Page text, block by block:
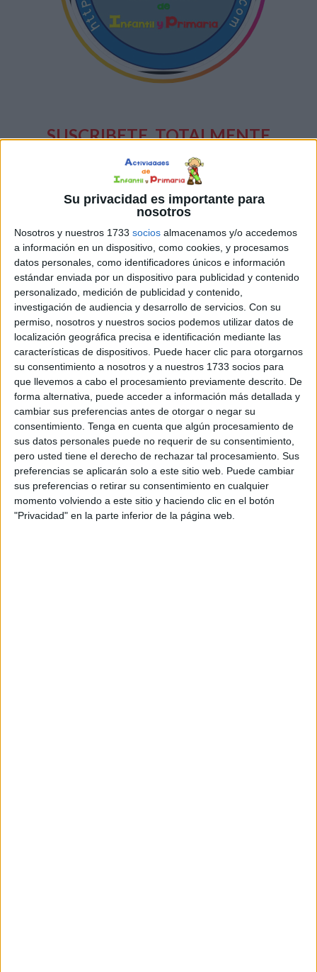
Su privacidad es importante para
nosotros
Nosotros y nuestros 1733 socios almacenamos y/o accedemos
a información en un dispositivo, como cookies, y procesamos
datos personales, como identificadores únicos e información
estándar enviada por un dispositivo para publicidad y contenido
personalizado, medición de publicidad y contenido,
investigación de audiencia y desarrollo de servicios. Con su
permiso, nosotros y nuestros socios podemos utilizar datos de
localización geográfica precisa e identificación mediante las
características de dispositivos. Puede hacer clic para otorgarnos
su consentimiento a nosotros y a nuestros 1733 socios para
que llevemos a cabo el procesamiento previamente descrito. De
forma alternativa, puede acceder a información más detallada y
cambiar sus preferencias antes de otorgar o negar su
consentimiento. Tenga en cuenta que algún procesamiento de
sus datos personales puede no requerir de su consentimiento,
pero usted tiene el derecho de rechazar tal procesamiento. Sus
preferencias se aplicarán solo a este sitio web. Puede cambiar
sus preferencias o retirar su consentimiento en cualquier
momento volviendo a este sitio y haciendo clic en el botón
"Privacidad" en la parte inferior de la página web.
SUSCRIBETE TOTALMENTE
GRATIS
Y PUEDESESTAR AL DÍA
NUESTRASNOVEDADES
Escribe tu correo electrónico…
SUSCRIBIRSE